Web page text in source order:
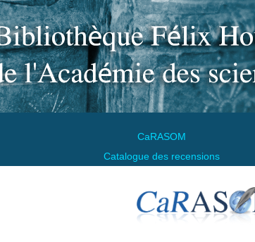
CaRASOM
Catalogue des recensions